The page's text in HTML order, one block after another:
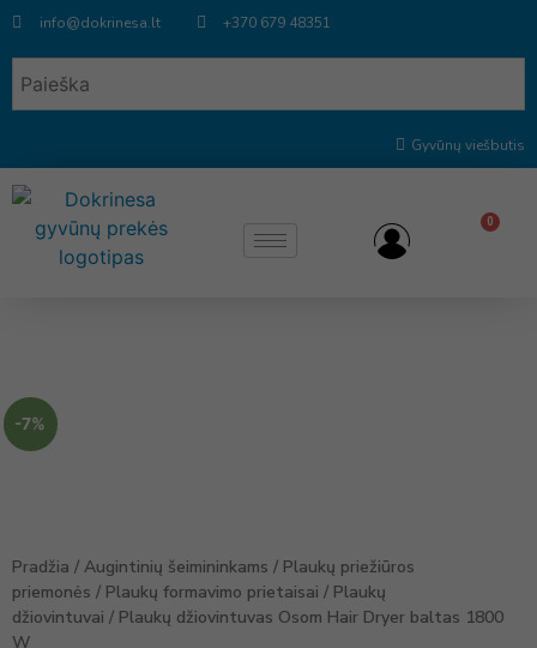
info@dokrinesa.lt +370 679 48351
Gyvūnų viešbutis
0
-7%
Pradžia / Augintinių šeimininkams / Plaukų priežiūros
priemonės / Plaukų formavimo prietaisai / Plaukų
džiovintuvai / Plaukų džiovintuvas Osom Hair Dryer baltas 1800
W